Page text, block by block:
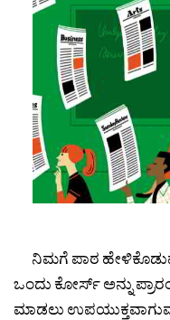
ನಿಮಗೆ ಪಾಠ
ಒಂದು ಕೋರ್ಸ್ ಅನ್ನು
ಮಾಡಲು